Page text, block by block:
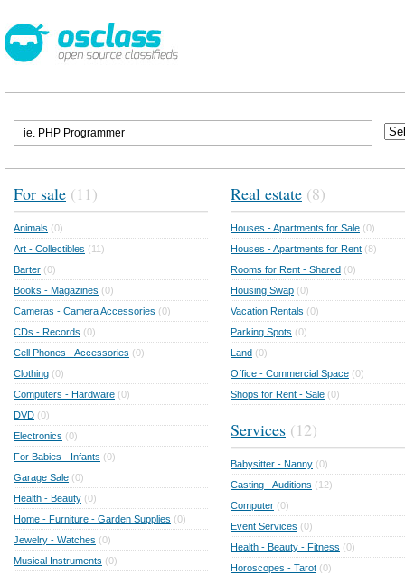
For sale (11)
Animals (0)
Art - Collectibles (11)
Barter (0)
Books - Magazines (0)
Cameras - Camera Accessories (0)
CDs - Records (0)
Cell Phones - Accessories (0)
Clothing (0)
Computers - Hardware (0)
DVD (0)
Electronics (0)
For Babies - Infants (0)
Garage Sale (0)
Health - Beauty (0)
Home - Furniture - Garden Supplies (0)
Jewelry - Watches (0)
Musical Instruments (0)
Real estate (8)
Houses - Apartments for Sale (0)
Houses - Apartments for Rent (8)
Rooms for Rent - Shared (0)
Housing Swap (0)
Vacation Rentals (0)
Parking Spots (0)
Land (0)
Office - Commercial Space (0)
Shops for Rent - Sale (0)
Services (12)
Babysitter - Nanny (0)
Casting - Auditions (12)
Computer (0)
Event Services (0)
Health - Beauty - Fitness (0)
Horoscopes - Tarot (0)